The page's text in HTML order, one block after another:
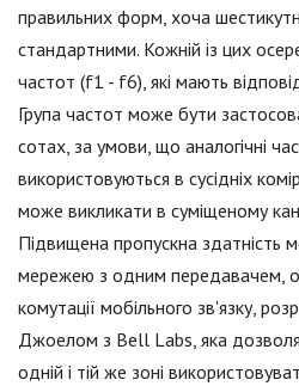
правильних форм, хоча
стандартними. Кожній із цих
частот (f1 - f6), які мають
Група частот може бути
сотах, за умови, що аналогічні
використовуються в сусідніх
може викликати в суміщеному
Підвищена пропускна здатність
мережею з одним передавачем,
комутації мобільного зв'язку,
Джоелом з Bell Labs, яка
одній і тій же зоні